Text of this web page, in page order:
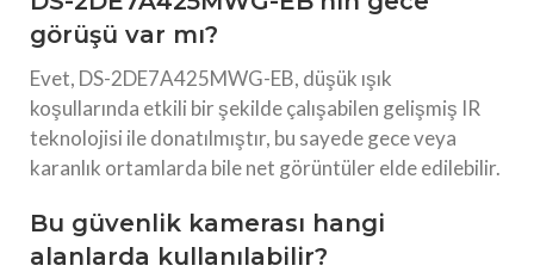
görüşü var mı?
Evet, DS-2DE7A425MWG-EB, düşük ışık
koşullarında etkili bir şekilde çalışabilen gelişmiş IR
teknolojisi ile donatılmıştır, bu sayede gece veya
karanlık ortamlarda bile net görüntüler elde edilebilir.
Bu güvenlik kamerası hangi
alanlarda kullanılabilir?